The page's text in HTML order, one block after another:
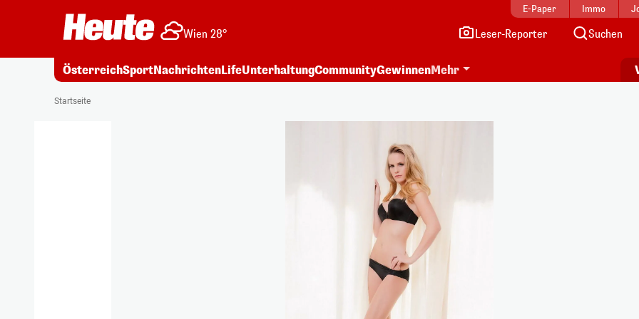
E-Paper Immo
Wien 28° Leser-Reporter Suchen
ÖsterreichSportNachrichtenLifeUnterhaltungCommunityGewinnenMehr
Startseite